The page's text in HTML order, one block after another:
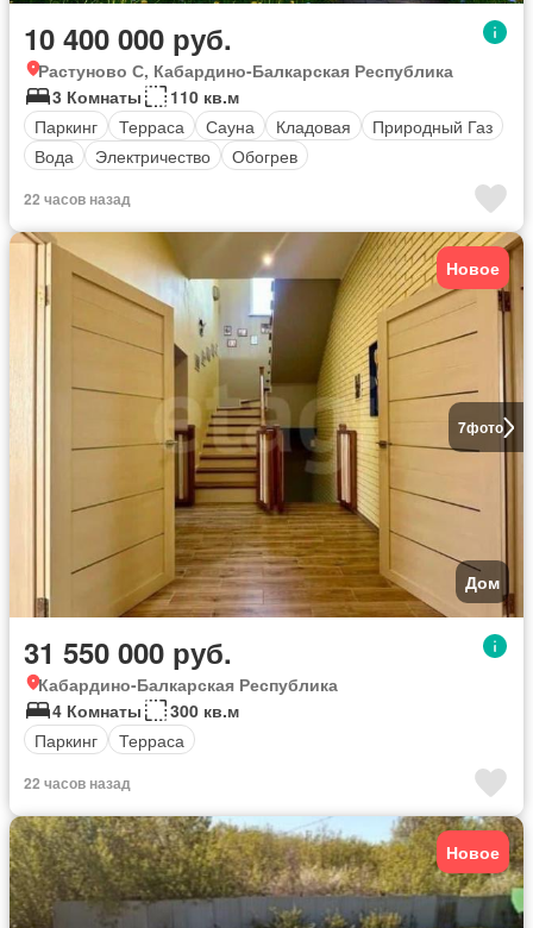
10 400 000 руб.
Растуново С, Кабардино-Балкарская Республика
3 Комнаты
110 кв.м
Паркинг
Терраса Сауна Кладовая
Природный Газ
Вода
Электричество Обогрев
22 часов назад
7фото
Новое
Дом
31 550 000 руб.
Кабардино-Балкарская Республика
4 Комнаты
300 кв.м
Паркинг
Терраса
22 часов назад
Новое